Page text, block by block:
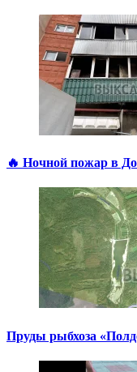
🔥 Ночной пожар в
Пруды рыбхоза